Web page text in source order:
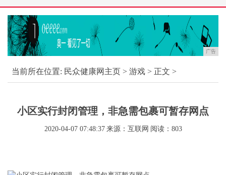
广告
当前所在位置: 民众健康网主页 > 游戏 > 正文 >
小区实行封闭管理，非急需包裹可暂存网点
2020-04-07 07:48:37 来源：互联网 阅读：803